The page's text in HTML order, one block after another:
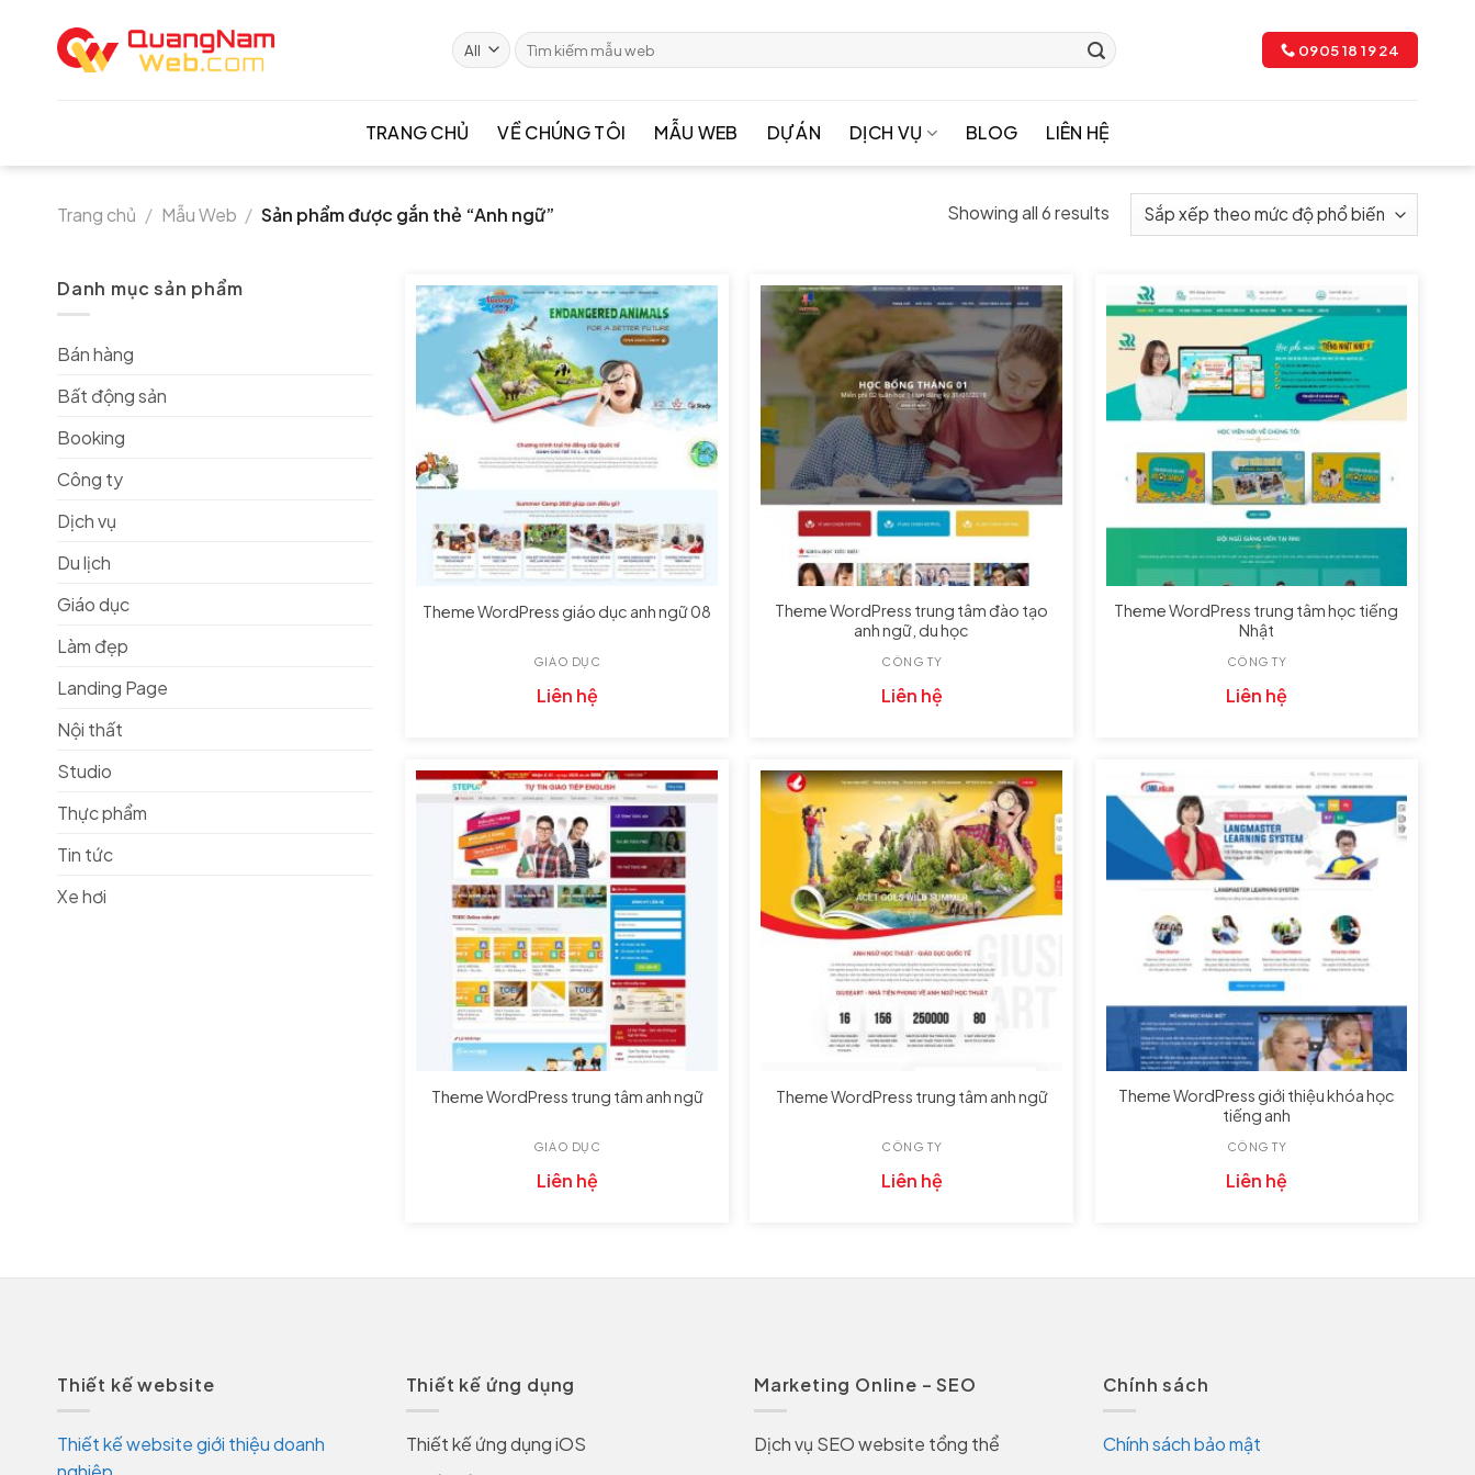
content
Tìm
kiếm:
0905 18 19 24
TRANG CHỦ VỀ CHÚNG TÔI MẪU WEB DỰ ÁN DỊCH VỤ BLOG LIÊN HỆ
Trang chủ / Mẫu Web / Sản phẩm được gắn thẻ “Anh ngữ” Showing all 6 results
Danh mục sản phẩm
Bán hàng
Bất động sản
Booking
Công ty
Dịch vụ
Du lịch
Giáo dục
Làm đẹp
Landing Page
Nội thất
Studio
Thực phẩm
Tin tức
Xe hơi
GIÁO DỤC
Theme WordPress giáo dục anh ngữ 08
Liên hệ
CÔNG TY
Theme WordPress trung tâm đào tạo
anh ngữ, du học
Liên hệ
CÔNG TY
Theme WordPress trung tâm học tiếng
Nhật
Liên hệ
GIÁO DỤC
Theme WordPress trung tâm anh ngữ
Liên hệ
CÔNG TY
Theme WordPress trung tâm anh ngữ
Liên hệ
CÔNG TY
Theme WordPress giới thiệu khóa học
tiếng anh
Liên hệ
Thiết kế website
Thiết kế website giới thiệu doanh
Thiết kế ứng dụng
Thiết kế ứng dụng iOS
Marketing Online – SEO
Dịch vụ SEO website tổng thể
Chính sách
Chính sách bảo mật